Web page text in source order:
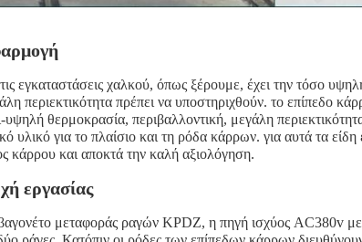
εγκαταστάσεις χαλκού, όπως ξέρουμε, έχει την τόσο
περιεκτικότητα πρέπει να υποστηριχθούν. το επίπεδο
υψηλή θερμοκρασία, περιβαλλοντική, μεγάλη
υλικό για το πλαίσιο και τη ρόδα κάρρων. για αυτά τα
κάρρου και αποκτά την καλή αξιολόγηση.
εργασίας
μεταφοράς ραγών KPDZ, η πηγή ισχύος AC380v